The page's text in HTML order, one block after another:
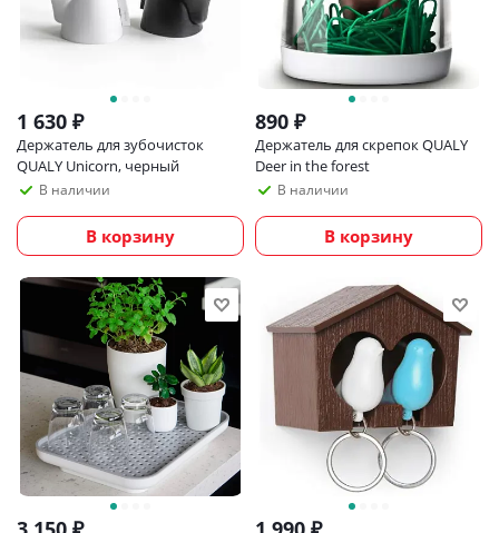
1 630 ₽
Держатель для зубочисток
QUALY Unicorn, черный
В наличии
В корзину
890 ₽
Держатель для скрепок QUALY
Deer in the forest
В наличии
В корзину